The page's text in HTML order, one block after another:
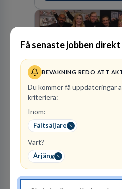
Få senaste jobben
BEVAKNING REDO ATT
Du kommer få uppdateringar
kriteriera:
Inom:
Fältsäljare
Vart?
Årjäng
1lediga jobb
SOVA finns idag på 22
Att arbeta på SOVA är att
lag. Vi har ett gemensamt
en trivsam arbetsplats